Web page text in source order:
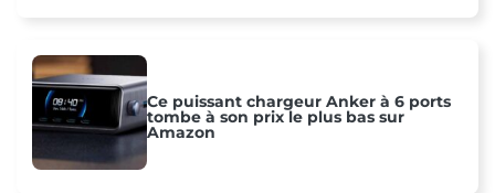
Ce puissant chargeur Anker à 6 ports
tombe à son prix le plus bas sur
Amazon